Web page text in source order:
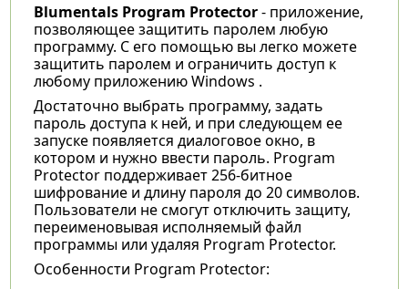
Blumentals Program Protector- приложение,
позволяющее защитить паролем любую
программу. С его помощью вы легко можете
защитить паролем и ограничить доступ к
любому приложению Windows .
Достаточно выбрать программу, задать
пароль доступа к ней, и при следующем ее
запуске появляется диалоговое окно, в
котором и нужно ввести пароль. Program
Protector поддерживает 256-битное
шифрование и длину пароля до 20 символов.
Пользователи не смогут отключить защиту,
переименовывая исполняемый файл
программы или удаляя Program Protector.
Особенности Program Protector: